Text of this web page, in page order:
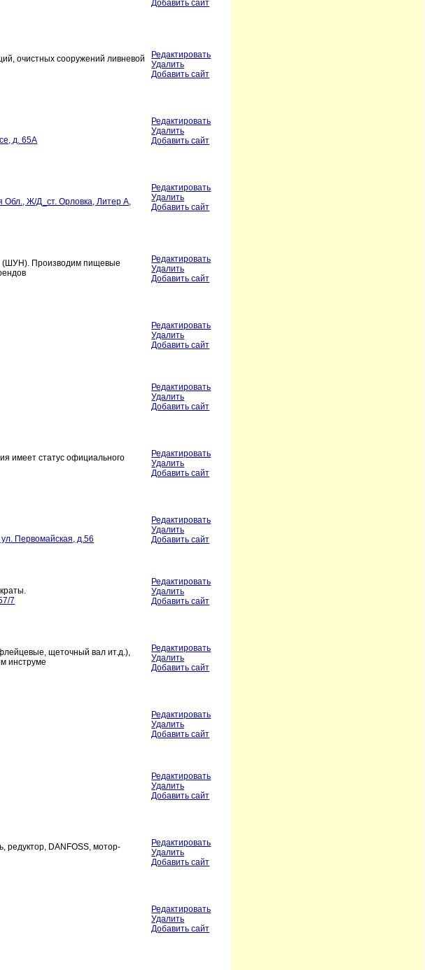
Добавить сайт
очистных сооружений ливневой
Редактировать
Удалить
Добавить сайт
д. 65А
Редактировать
Удалить
Добавить сайт
Обл., Ж/Д_ст. Орловка, Литер А,
Редактировать
Удалить
Добавить сайт
(ШУН). Производим пищевые
Редактировать
Удалить
Добавить сайт
Редактировать
Удалить
Добавить сайт
Редактировать
Удалить
Добавить сайт
имеет статус официального
Редактировать
Удалить
Добавить сайт
Первомайская, д.56
Редактировать
Удалить
Добавить сайт
7
Редактировать
Удалить
Добавить сайт
щеточный вал ит.д.),
инструме
Редактировать
Удалить
Добавить сайт
Редактировать
Удалить
Добавить сайт
Редактировать
Удалить
Добавить сайт
редуктор, DANFOSS, мотор-
Редактировать
Удалить
Добавить сайт
Редактировать
Удалить
Добавить сайт